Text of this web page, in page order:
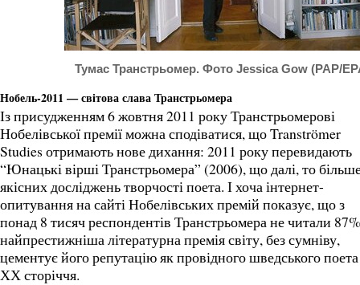
Тумас Транстрьомер. Фото Jessica Gow (PAP/
Нобель-2011 — світова слава Транстрьомера
Із присудженням 6 жовтня 2011 року Транстрьомерові
Нобелівської премії можна сподіватися, що Tranströmer
Studies отримають нове дихання: 2011 року перевидають
“Юнацькі вірші Транстрьомера” (2006), що далі, то
якісних досліджень творчості поета. І хоча інтернет-
опитування на сайті Нобелівських премій показує, що з
понад 8 тисяч респондентів Транстрьомера не читали
найпрестижніша літературна премія світу, без сумніву,
цементує його репутацію як провідного шведського поета
ХХ сторіччя.